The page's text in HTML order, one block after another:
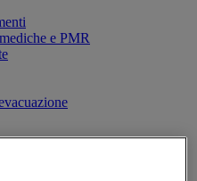
e PMR